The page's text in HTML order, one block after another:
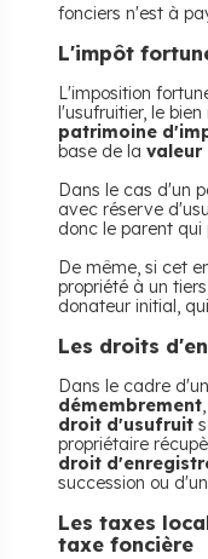
fonciers n'est à
L'impôt
L'imposition
l'usufruitier, le
patrimoine
base de la valeur
Dans le cas d'un
avec réserve
donc le parent
De même, si cet
propriété à un
donateur initial,
Les droits
Dans le cadre
démembrement
droit d'usufruit
propriétaire
droit
succession ou
Les taxes
taxe foncière